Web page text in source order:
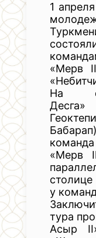
1
«Мерв
На
команда
«Мерв
у
тура
Асыр